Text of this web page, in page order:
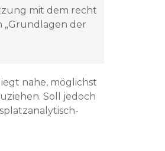
mit dem recht
„Grundlagen der
nahe, möglichst
Soll jedoch